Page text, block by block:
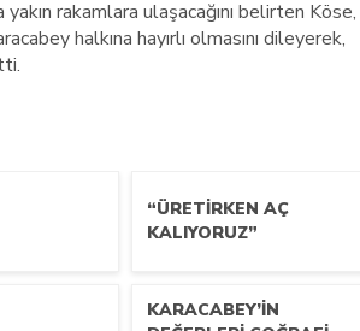
rakamlara ulaşacağını belirten Köse,
halkına hayırlı olmasını dileyerek,
“ÜRETİRKEN AÇ
KALIYORUZ”
KARACABEY’İN